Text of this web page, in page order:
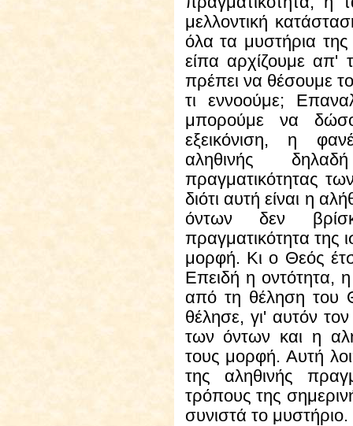
μελλοντική
όλα τα μυστήρια
είπα αρχίζουμε απ'
πρέπει να θέσουμε
τι εννοούμε;
μπορούμε να
εξεικόνιση, η
αληθινής
πραγματικότητας
διότι αυτή είναι η
όντων δεν
πραγματικότητα της
μορφή. Κι ο Θεός
Επειδή η οντότητα,
από τη θέληση
θέλησε, γι' αυτόν
των όντων και η
τους μορφή. Αυτή
της αληθινής
τρόπους της
συνιστά το μυστήριο.